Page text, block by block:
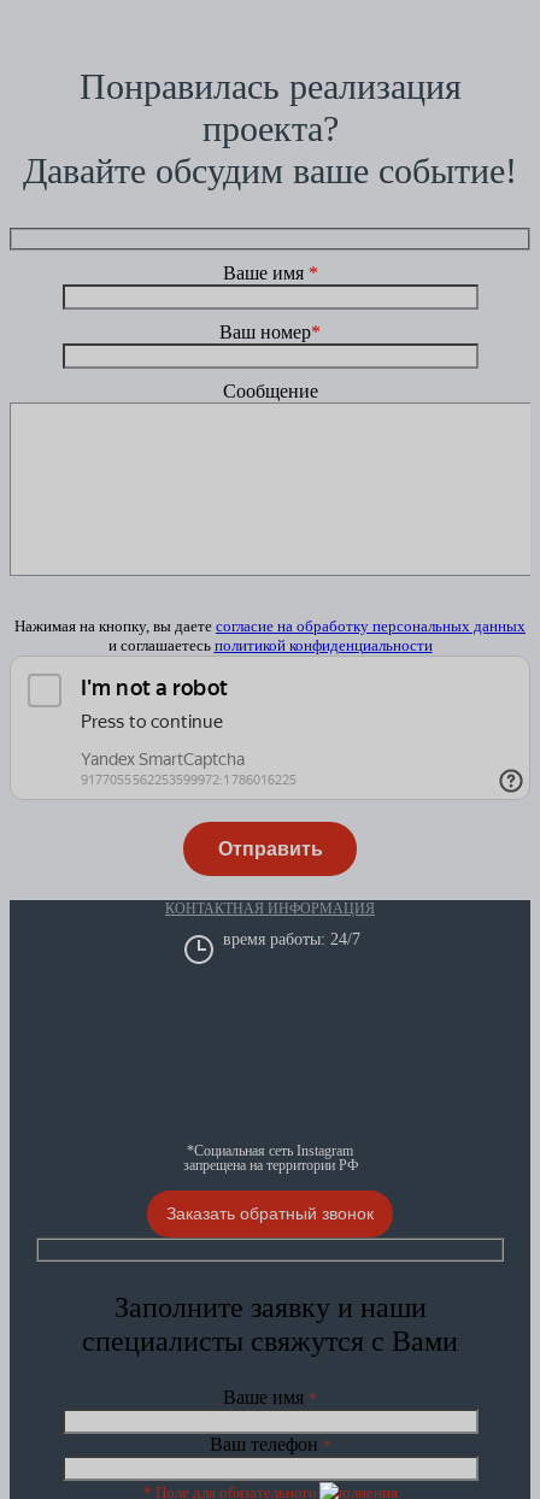
Понравилась реализация
проекта?
Давайте обсудим ваше событие!
Ваше имя *
Ваш номер*
Сообщение
Нажимая на кнопку, вы даете согласие на обработку персональных данных
и соглашаетесь политикой конфиденциальности
КОНТАКТНАЯ ИНФОРМАЦИЯ
время работы: 24/7
*Социальная сеть Instagram
запрещена на территории РФ
Заказать обратный звонок
Заполните заявку и наши
специалисты свяжутся с Вами
Ваше имя *
Ваш телефон *
* Поле для обязательного заполнения